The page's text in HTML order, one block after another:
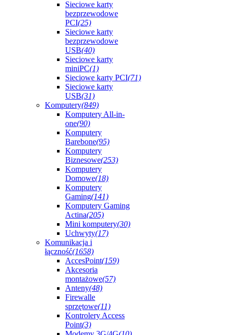
Sieciowe karty
bezprzewodowe
PCI(25)
Sieciowe karty
bezprzewodowe
USB(40)
Sieciowe karty
miniPC(1)
Sieciowe karty PCI(71)
Sieciowe karty
USB(31)
Komputery(849)
Komputery All-in-
one(90)
Komputery
Barebone(95)
Komputery
Biznesowe(253)
Komputery
Domowe(18)
Komputery
Gaming(141)
Komputery Gaming
Actina(205)
Mini komputery(30)
Uchwyty(17)
Komunikacja i
łączność(1658)
AccesPoint(159)
Akcesoria
montażowe(57)
Anteny(48)
Firewalle
sprzętowe(11)
Kontrolery Access
Point(3)